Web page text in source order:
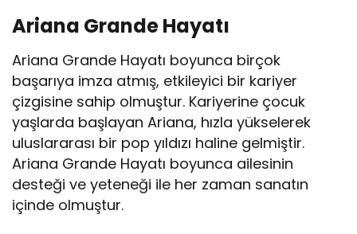
Ariana Grande Hayatı
Ariana Grande Hayatı boyunca birçok
başarıya imza atmış, etkileyici bir kariyer
çizgisine sahip olmuştur. Kariyerine çocuk
yaşlarda başlayan Ariana, hızla yükselerek
uluslararası bir pop yıldızı haline gelmiştir.
Ariana Grande Hayatı boyunca ailesinin
desteği ve yeteneği ile her zaman sanatın
içinde olmuştur.